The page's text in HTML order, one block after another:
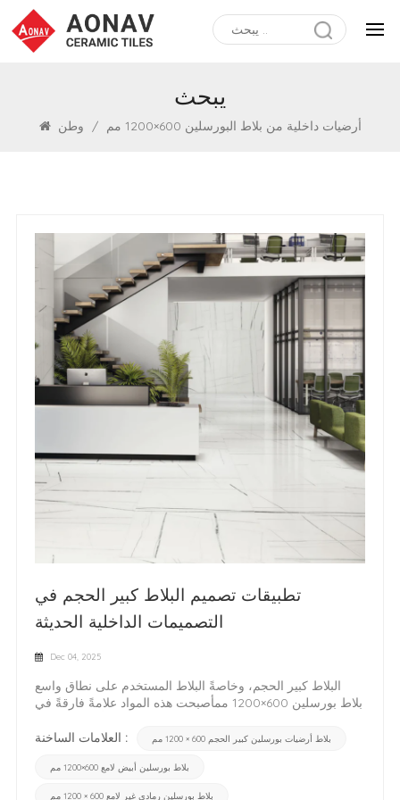
يبحث
/ أرضيات داخلية من بلاط البورسلين 600×1200 مم
تطبيقات تصميم البلاط كبير الحجم في
التصميمات الداخلية الحديثة
Dec 04, 2025
البلاط كبير الحجم، وخاصةً البلاط المستخدم على نطاق واسع
بلاط بورسلين 600×1200 ممأصبحت هذه المواد علامةً فارقةً في
الواسع، وتطبيقاتها المتعددة تجعلها مناسبةً لمجموعة واسعة من
يُحسّن الإضاءة والمساحةتُعتبر البلاطات البيضاء كبيرة الحجم ذات
العلامات الساخنة : بلاط أرضيات بورسلين كبير الحجم 600 × 1200 مم
بلاط بورسلين أبيض لامع 600×1200 مم
بلاط بورسلين رمادي غير لامع 600 × 1200 مم